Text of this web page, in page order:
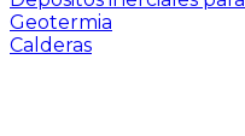
Geotermia
Calderas